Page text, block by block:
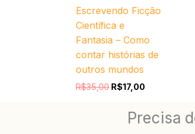
Escrevendo Ficção
Científica e
Fantasia – Como
contar histórias de
outros mundos
R$35,00 R$17,00
Precisa